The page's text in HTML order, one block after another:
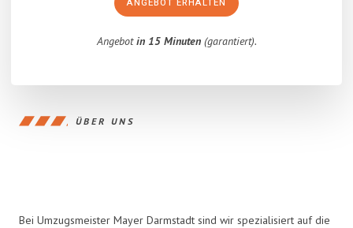
ANGEBOT ERHALTEN
Angebotin 15 Minuten(garantiert).
ÜBER UNS
Bei Umzugsmeister Mayer Darmstadt sind wir spezialisiert auf die